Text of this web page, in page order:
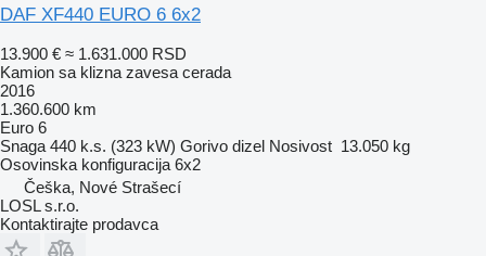
DAF XF440 EURO 6 6x2
13.900 € ≈ 1.631.000 RSD
Kamion sa klizna zavesa cerada
2016
1.360.600 km
Euro 6
Snaga 440 k.s. (323 kW) Gorivo dizel Nosivost 13.050 kg
Osovinska konfiguracija 6x2
Češka, Nové Strašecí
LOSL s.r.o.
Kontaktirajte prodavca